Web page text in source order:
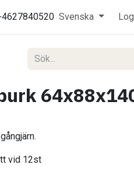
Svenska
vid 12st